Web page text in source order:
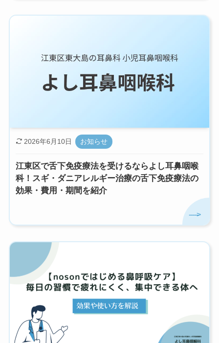
江東区で舌下免疫療法を受けるならよし耳鼻咽喉
科！スギ・ダニアレルギー治療の舌下免疫療法の
効果・費用・期間を紹介
2026年6月10日 お知らせ